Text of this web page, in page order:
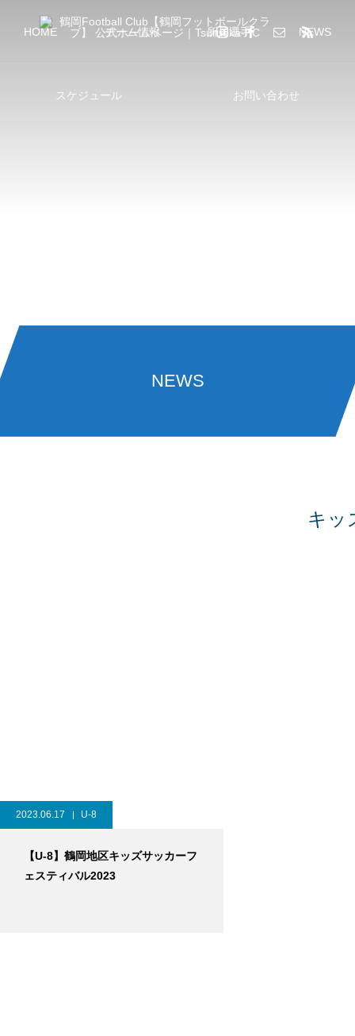
HOME チーム情報 所属選手 NEWS
スケジュール お問い合わせ
NEWS
キッ
2023.06.17 U-8
【U-8】鶴岡地区キッズサッカーフ
ェスティバル2023